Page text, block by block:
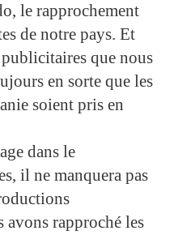
le rapprochement
de notre pays. Et
publicitaires que nous
en sorte que les
soient pris en
dans le
il ne manquera pas
avons rapproché les